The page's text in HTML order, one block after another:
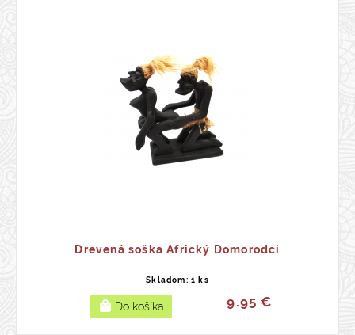
Drevená soška Africký Domorodci
Skladom: 1 ks
9.95 €